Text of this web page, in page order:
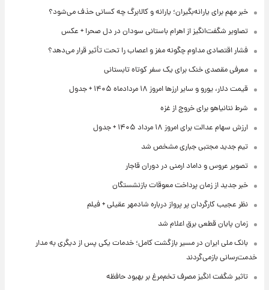
خبر مهم برای یارانه‌بگیران؛ یارانه و کالابرگ چه کسانی حذف می‌شود؟
تصاویر شگفت‌انگیز از اهرام باستانی سودان در دل صحرا + عکس
فشار اقتصادی مداوم چگونه مغز و اعصاب را تحت تأثیر قرار می‌دهد؟
معرفی مقصدی خنک برای یک سفر کوتاه تابستانی
قیمت دلار، یورو و سایر ارزها امروز ۱۸ مردادماه ۱۴۰۵ + جدول
شرط نتانیاهو برای خروج از غزه
ارزش سهام عدالت برای امروز ۱۸ مرداد ۱۴۰۵ + جدول
تیم جدید مجتبی جباری مشخص شد
تصویر عروس و داماد ارمنی در دوران قاجار
خبر جدید از زمان پرداخت معوقات بازنشستگان
نظر عجیب کارگردان پر پرواز درباره شادمهر عقیلی + فیلم
زمان پایان قطعی برق اعلام شد
بانک ملی ایران در مسیر بازگشت کامل؛ خدمات یکی پس از دیگری به مدار
خدمت‌رسانی بازمی‌گردند
تاثیر شگفت انگیز مصرف تخم‌مرغ بر بهبود حافظه